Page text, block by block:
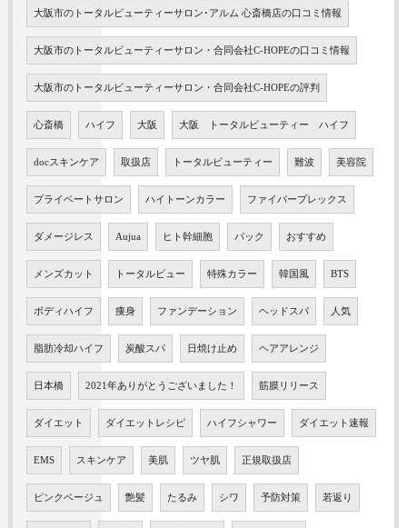
大阪市のトータルビューティーサロン･アルム 心斎橋店の口コミ情報
大阪市のトータルビューティーサロン・合同会社C-HOPEの口コミ情報
大阪市のトータルビューティーサロン・合同会社C-HOPEの評判
心斎橋 ハイフ 大阪 大阪 トータルビューティー ハイフ
docスキンケア 取扱店 トータルビューティー 難波 美容院
プライベートサロン ハイトーンカラー ファイバープレックス
ダメージレス Aujua ヒト幹細胞 パック おすすめ
メンズカット トータルビュー 特殊カラー 韓国風 BTS
ボディハイフ 痩身 ファンデーション ヘッドスパ 人気
脂肪冷却ハイフ 炭酸スパ 日焼け止め ヘアアレンジ
日本橋 2021年ありがとうございました！ 筋膜リリース
ダイエット ダイエットレシピ ハイフシャワー ダイエット速報
EMS スキンケア 美肌 ツヤ肌 正規取扱店
ピンクベージュ 艶髪 たるみ シワ 予防対策 若返り